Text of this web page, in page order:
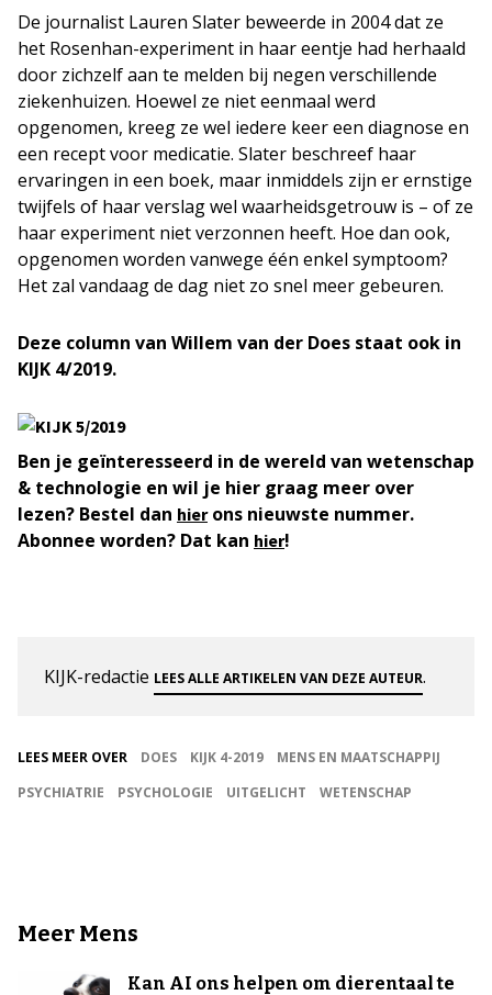
De journalist Lauren Slater beweerde in 2004 dat ze
het Rosenhan-experiment in haar eentje had herhaald
door zichzelf aan te melden bij negen verschillende
ziekenhuizen. Hoewel ze niet eenmaal werd
opgenomen, kreeg ze wel iedere keer een diagnose en
een recept voor medicatie. Slater beschreef haar
ervaringen in een boek, maar inmiddels zijn er ernstige
twijfels of haar verslag wel waarheidsgetrouw is – of ze
haar experiment niet verzonnen heeft. Hoe dan ook,
opgenomen worden vanwege één enkel symptoom?
Het zal vandaag de dag niet zo snel meer gebeuren.
Deze column van Willem van der Does staat ook in
KIJK 4/2019.
Ben je geïnteresseerd in de wereld van wetenschap
& technologie en wil je hier graag meer over
lezen? Bestel dan hierons nieuwste nummer.
Abonnee worden? Dat kan hier!
KIJK-redactie LEES ALLE ARTIKELEN VAN DEZE AUTEUR.
LEES MEER OVER DOES KIJK 4-2019
MENS EN MAATSCHAPPIJ
PSYCHIATRIE
PSYCHOLOGIE UITGELICHT WETENSCHAP
Meer Mens
Kan AI ons helpen om dierentaal te